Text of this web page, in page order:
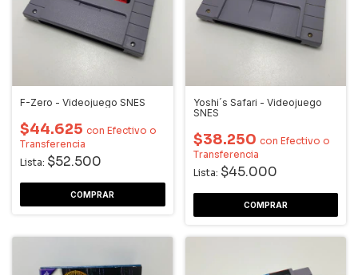
F-Zero - Videojuego SNES
$44.625 con Efectivo o
Transferencia
Lista: $52.500
Yoshi´s Safari - Videojuego
SNES
$38.250 con Efectivo o
Transferencia
Lista: $45.000